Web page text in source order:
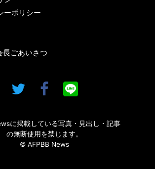
ーポリシー
長ごあいさつ
に掲載している写真・見出し・記事
の無断使用を禁じます。
© AFPBB News